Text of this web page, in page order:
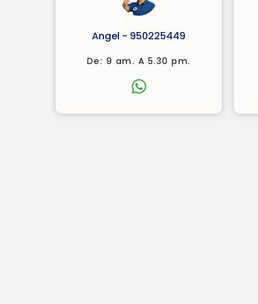
Angel - 950225449
De: 9 am. A 5.30 pm.